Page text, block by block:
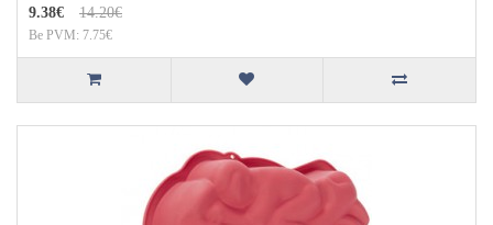
9.38€
14.20€
Be PVM: 7.75€